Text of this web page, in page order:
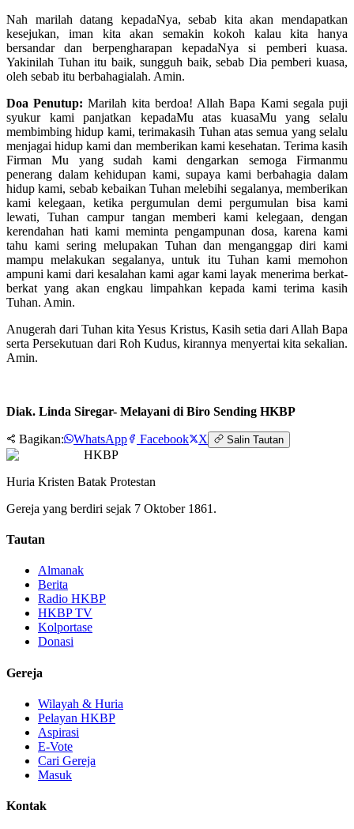
Nah marilah datang kepadaNya, sebab kita akan mendapatkan
kesejukan, iman kita akan semakin kokoh kalau kita hanya
bersandar dan berpengharapan kepadaNya si pemberi kuasa.
Yakinilah Tuhan itu baik, sungguh baik, sebab Dia pemberi kuasa,
oleh sebab itu berbahagialah. Amin.
Doa Penutup: Marilah kita berdoa! Allah Bapa Kami segala puji
syukur kami panjatkan kepadaMu atas kuasaMu yang selalu
membimbing hidup kami, terimakasih Tuhan atas semua yang selalu
menjagai hidup kami dan memberikan kami kesehatan. Terima kasih
Firman Mu yang sudah kami dengarkan semoga Firmanmu
penerang dalam kehidupan kami, supaya kami berbahagia dalam
hidup kami, sebab kebaikan Tuhan melebihi segalanya, memberikan
kami kelegaan, ketika pergumulan demi pergumulan bisa kami
lewati, Tuhan campur tangan memberi kami kelegaan, dengan
kerendahan hati kami meminta pengampunan dosa, karena kami
tahu kami sering melupakan Tuhan dan menganggap diri kami
mampu melakukan segalanya, untuk itu Tuhan kami memohon
ampuni kami dari kesalahan kami agar kami layak menerima berkat-
berkat yang akan engkau limpahkan kepada kami terima kasih
Tuhan. Amin.
Anugerah dari Tuhan kita Yesus Kristus, Kasih setia dari Allah Bapa
serta Persekutuan dari Roh Kudus, kirannya menyertai kita sekalian.
Amin.
Diak. Linda Siregar- Melayani di Biro Sending HKBP
Bagikan: WhatsApp Facebook X Salin Tautan
HKBP
Huria Kristen Batak Protestan
Gereja yang berdiri sejak 7 Oktober 1861.
Tautan
Almanak
Berita
Radio HKBP
HKBP TV
Kolportase
Donasi
Gereja
Wilayah & Huria
Pelayan HKBP
Aspirasi
E-Vote
Cari Gereja
Masuk
Kontak